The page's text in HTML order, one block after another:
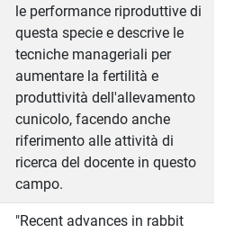
le performance riproduttive di
questa specie e descrive le
tecniche manageriali per
aumentare la fertilità e
produttività dell'allevamento
cunicolo, facendo anche
riferimento alle attività di
ricerca del docente in questo
campo.
"Recent advances in rabbit